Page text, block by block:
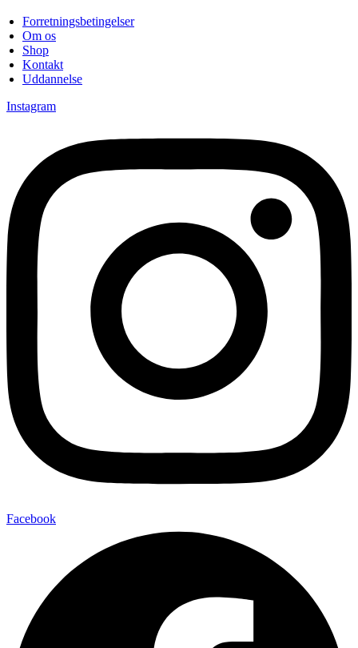
MenuForretningsbetingelser
Om os
Shop
Kontakt
Uddannelse
Instagram
Facebook